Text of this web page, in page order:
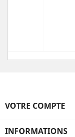
VOTRE COMPTE
INFORMATIONS